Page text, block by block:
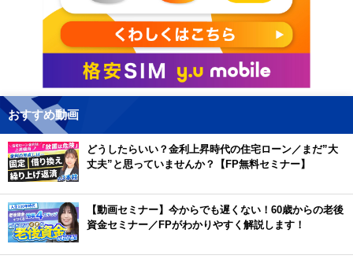
おすすめ動画
どうしたらいい？金利上昇時代の住宅ローン／まだ”大
丈夫”と思っていませんか？【FP無料セミナー】
【動画セミナー】今からでも遅くない！60歳からの老後
資金セミナー／FPがわかりやすく解説します！